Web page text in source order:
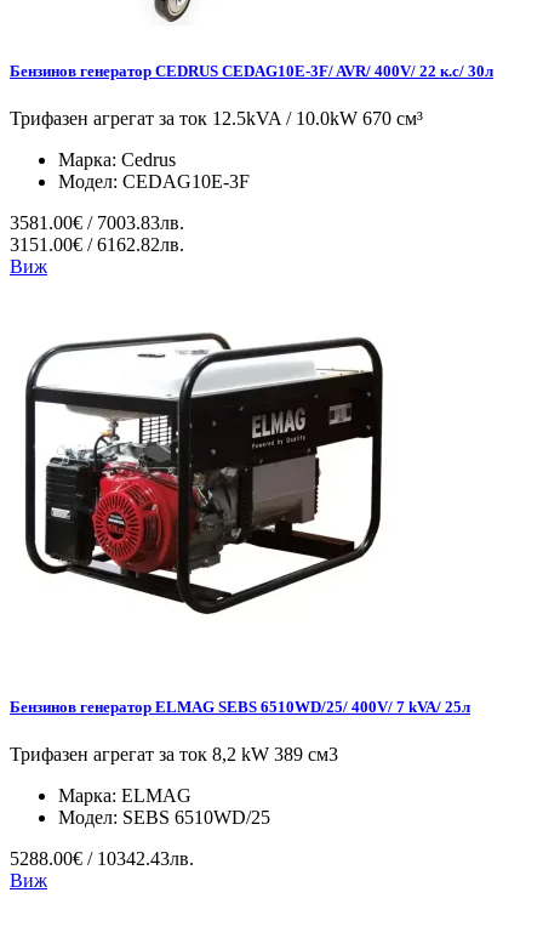
Бензинов генератор CEDRUS CEDAG10E-3F/ AVR/ 400V/ 22 к.с/ 30л
Трифазен агрегат за ток 12.5kVA / 10.0kW 670 см³
Марка: Cedrus
Модел: CEDAG10E-3F
3581.00€ / 7003.83лв.
3151.00€ / 6162.82лв.
Виж
Бензинов генератор ELMAG SEBS 6510WD/25/ 400V/ 7 kVA/ 25л
Трифазен агрегат за ток 8,2 kW 389 см3
Марка: ELMAG
Модел: SEBS 6510WD/25
5288.00€ / 10342.43лв.
Виж